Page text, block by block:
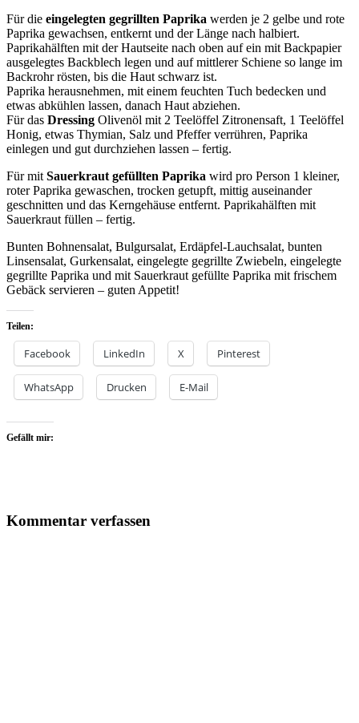
Für die eingelegten gegrillten Paprika werden je 2 gelbe und rote
Paprika gewachsen, entkernt und der Länge nach halbiert.
Paprikahälften mit der Hautseite nach oben auf ein mit Backpapier
ausgelegtes Backblech legen und auf mittlerer Schiene so lange im
Backrohr rösten, bis die Haut schwarz ist.
Paprika herausnehmen, mit einem feuchten Tuch bedecken und
etwas abkühlen lassen, danach Haut abziehen.
Für das Dressing Olivenöl mit 2 Teelöffel Zitronensaft, 1 Teelöffel
Honig, etwas Thymian, Salz und Pfeffer verrühren, Paprika
einlegen und gut durchziehen lassen – fertig.
Für mit Sauerkraut gefüllten Paprika wird pro Person 1 kleiner,
roter Paprika gewaschen, trocken getupft, mittig auseinander
geschnitten und das Kerngehäuse entfernt. Paprikahälften mit
Sauerkraut füllen – fertig.
Bunten Bohnensalat, Bulgursalat, Erdäpfel-Lauchsalat, bunten
Linsensalat, Gurkensalat, eingelegte gegrillte Zwiebeln, eingelegte
gegrillte Paprika und mit Sauerkraut gefüllte Paprika mit frischem
Gebäck servieren – guten Appetit!
Teilen:
Facebook LinkedIn X Pinterest
WhatsApp Drucken E-Mail
Gefällt mir:
Kommentar verfassen